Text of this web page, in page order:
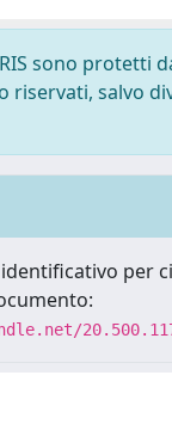
sono protetti
riservati, salvo
per